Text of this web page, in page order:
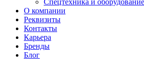
Спецтехника и оборудование
О компании
Реквизиты
Контакты
Карьера
Бренды
Блог